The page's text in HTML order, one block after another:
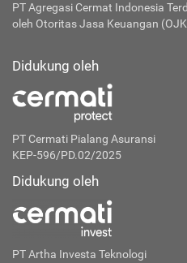
PT Agregasi Cermat Indonesia
oleh Otoritas Jasa Keuangan
Didukung oleh
PT Cermati Pialang Asuransi
KEP-596/PD.02/2025
Didukung oleh
PT Artha Investa Teknologi